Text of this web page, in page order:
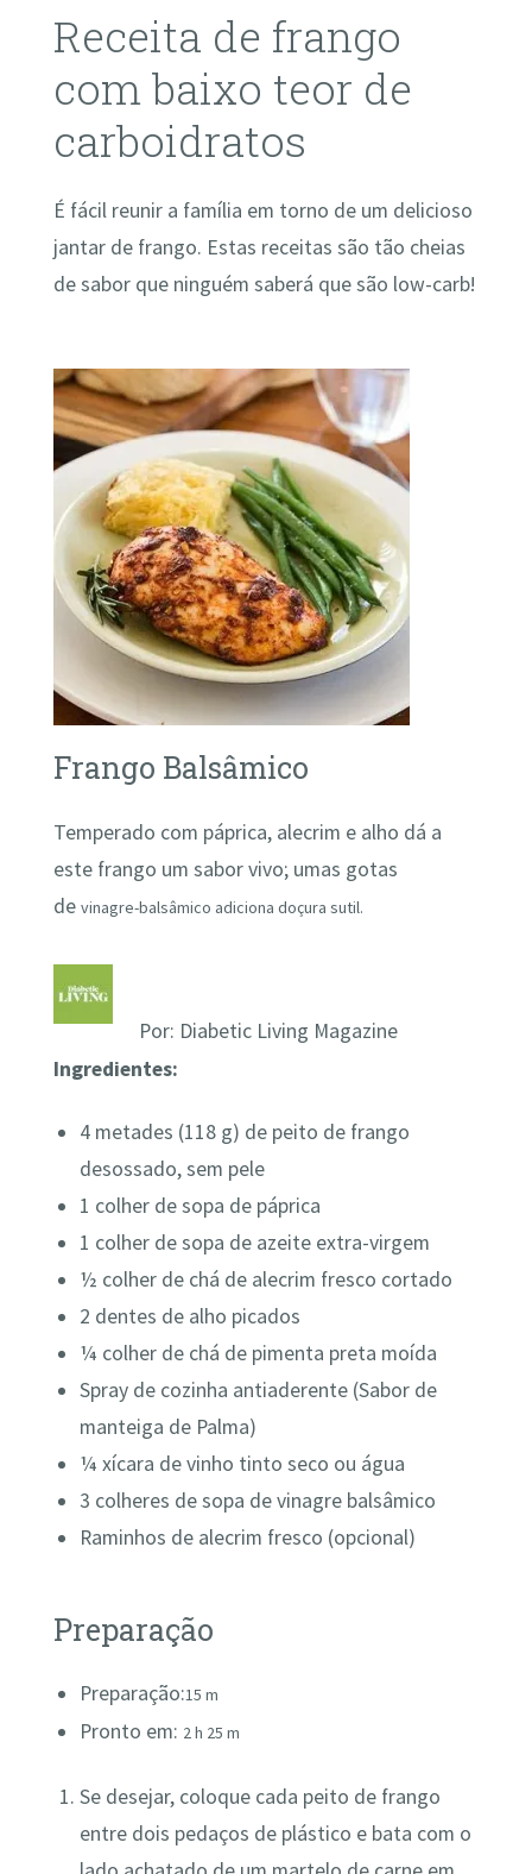
Receita de frango
com baixo teor de
carboidratos
É fácil reunir a família em torno de um delicioso
jantar de frango. Estas receitas são tão cheias
de sabor que ninguém saberá que são low-carb!
Frango Balsâmico
Temperado com páprica, alecrim e alho dá a
este frango um sabor vivo; umas gotas
de vinagre-balsâmico adiciona doçura sutil.
Por: Diabetic Living Magazine
Ingredientes:
4 metades (118 g) de peito de frango
desossado, sem pele
1 colher de sopa de páprica
1 colher de sopa de azeite extra-virgem
½ colher de chá de alecrim fresco cortado
2 dentes de alho picados
¼ colher de chá de pimenta preta moída
Spray de cozinha antiaderente (Sabor de
manteiga de Palma)
¼ xícara de vinho tinto seco ou água
3 colheres de sopa de vinagre balsâmico
Raminhos de alecrim fresco (opcional)
Preparação
Preparação:15 m
Pronto em: 2h 25 m
Se desejar, coloque cada peito de frango
entre dois pedaços de plástico e bata com o